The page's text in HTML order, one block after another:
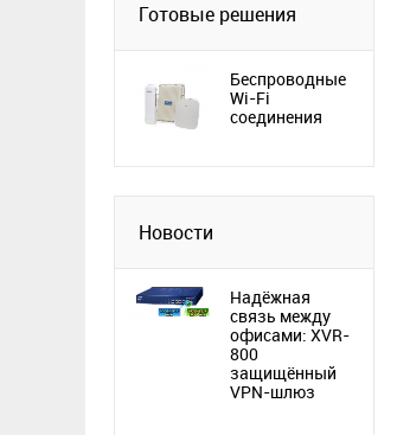
Готовые решения
Беспроводные
Wi-Fi
соединения
Новости
Надёжная
связь между
офисами: XVR-
800
защищённый
VPN-шлюз